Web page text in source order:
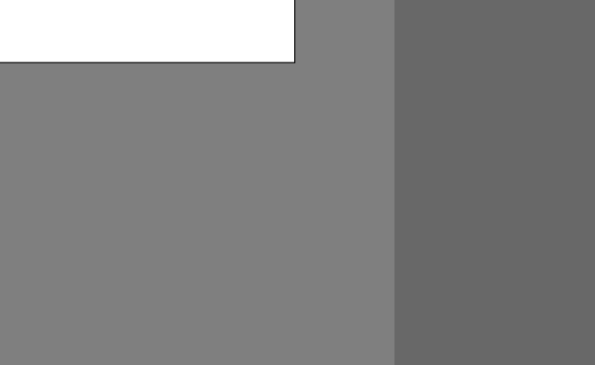
zu gestalten,
Verhaltensweisen (z.B.
Inhalt auf unserer Website aber
Sie, dass Daten hierfür